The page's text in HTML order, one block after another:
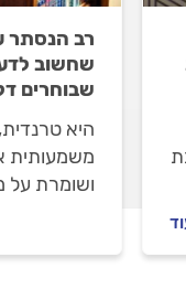
רב הנסתר
שחשוב
שבוחרים
היא
משמעותית
ושומרת על